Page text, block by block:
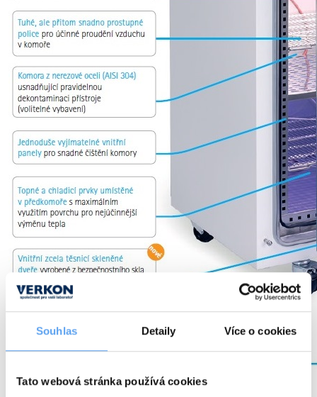
Souhlas Detaily Více o cookies
Tato webová stránka používá cookies